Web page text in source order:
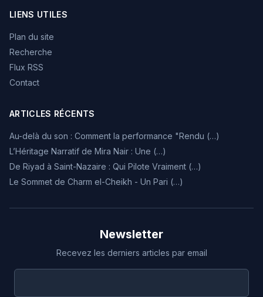
LIENS UTILES
Plan du site
Recherche
Flux RSS
Contact
ARTICLES RÉCENTS
Au-delà du son : Comment la performance "Rendu (…)
L’Héritage Narratif de Mira Nair : Une (…)
De Riyad à Saint-Nazaire : Qui Pilote Vraiment (…)
Le Sommet de Charm el-Cheikh - Un Pari (…)
Newsletter
Recevez les derniers articles par email